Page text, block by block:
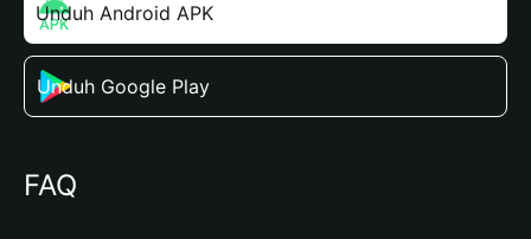
Unduh Android APK
Unduh Google Play
FAQ